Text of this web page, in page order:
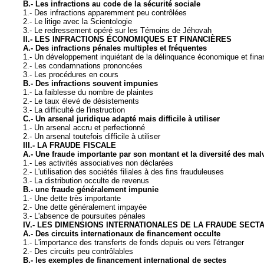
B.- Les infractions au code de la sécurité sociale
1.- Des infractions apparemment peu contrôlées
2.- Le litige avec la Scientologie
3.- Le redressement opéré sur les Témoins de Jéhovah
II.- LES INFRACTIONS ÉCONOMIQUES ET FINANCIÈRES
A.- Des infractions pénales multiples et fréquentes
1.- Un développement inquiétant de la délinquance économique et
2.- Les condamnations prononcées
3.- Les procédures en cours
B.- Des infractions souvent impunies
1.- La faiblesse du nombre de plaintes
2.- Le taux élevé de désistements
3.- La difficulté de l'instruction
C.- Un arsenal juridique adapté mais difficile à utiliser
1.- Un arsenal accru et perfectionné
2.- Un arsenal toutefois difficile à utiliser
III.- LA FRAUDE FISCALE
A.- Une fraude importante par son montant et la diversité des
1.- Les activités associatives non déclarées
2.- L'utilisation des sociétés filiales à des fins frauduleuses
3.- La distribution occulte de revenus
B.- une fraude généralement impunie
1.- Une dette très importante
2.- Une dette généralement impayée
3.- L'absence de poursuites pénales
IV.- LES DIMENSIONS INTERNATIONALES DE LA FRAUDE
A.- Des circuits internationaux de financement occulte
1.- L'importance des transferts de fonds depuis ou vers l'étranger
2.- Des circuits peu contrôlables
B.- les exemples de financement international de sectes